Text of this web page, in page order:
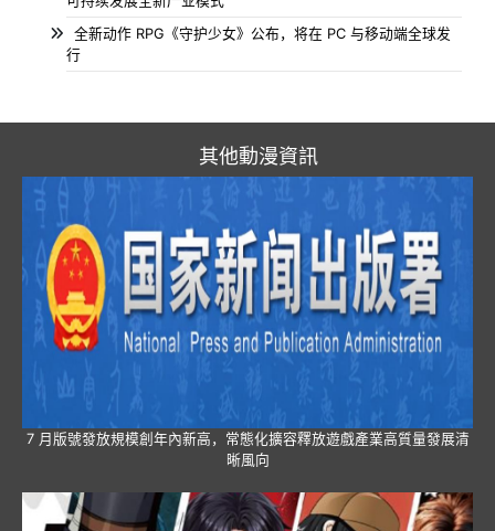
全新动作 RPG《守护少女》公布，将在 PC 与移动端全球发
行
其他動漫資訊
7 月版號發放規模創年內新高，常態化擴容釋放遊戲產業高質量發展清
晰風向